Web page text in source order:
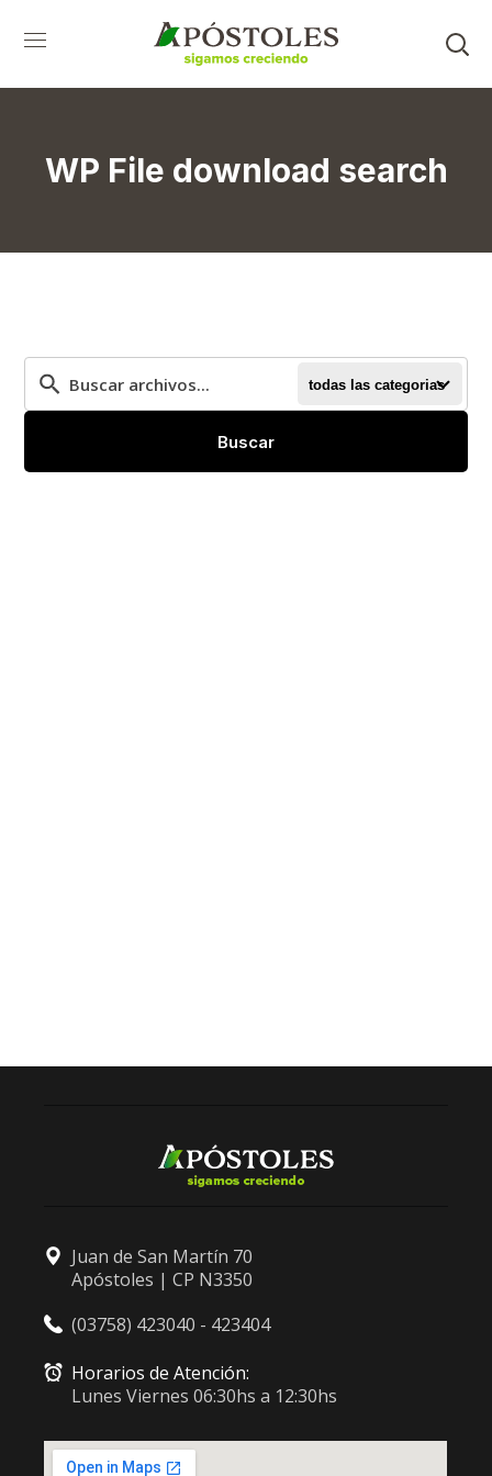
WP File download search
todas las categorias
Buscar
Juan de San Martín 70
Apóstoles | CP N3350
(03758) 423040 - 423404
Horarios de Atención:
Lunes Viernes 06:30hs a 12:30hs